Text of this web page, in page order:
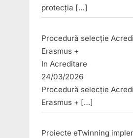
protecția […]
Procedură selecție
Erasmus +
In Acreditare
24/03/2026
Procedură selecție
Erasmus + […]
Proiecte eTwinning